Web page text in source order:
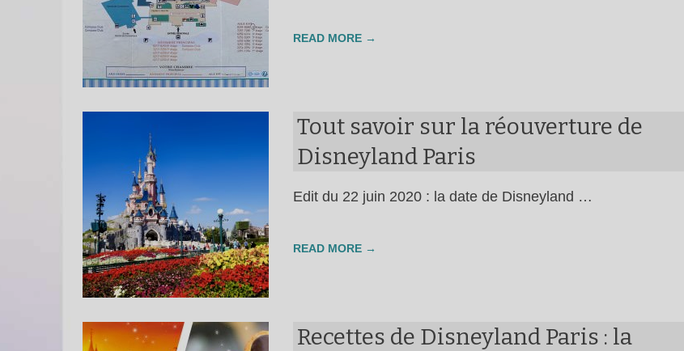
READ MORE →
Tout savoir sur la réouverture de
Disneyland Paris
Edit du 22 juin 2020 : la date de Disneyland …
READ MORE →
Recettes de Disneyland Paris : la